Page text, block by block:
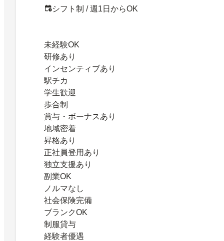
シフト制 / 週1日からOK
未経験OK
研修あり
インセンティブあり
駅チカ
学生歓迎
歩合制
賞与・ボーナスあり
地域密着
昇格あり
正社員登用あり
独立支援あり
副業OK
ノルマなし
社会保険完備
ブランクOK
制服貸与
経験者優遇